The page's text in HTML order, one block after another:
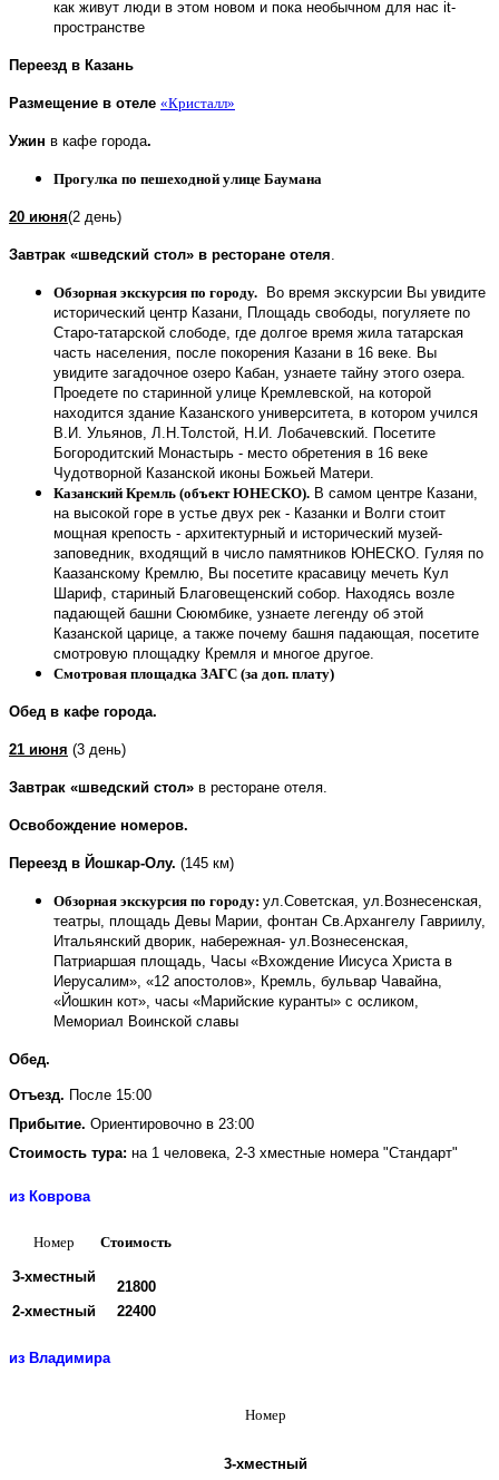
как живут люди в этом новом и пока необычном для нас it-
пространстве
Переезд в Казань
Размещение в отеле «Кристалл»
Ужин в кафе города.
Прогулка по пешеходной улице Баумана
20 июня(2 день)
Завтрак «шведский стол» в ресторане отеля.
Обзорная экскурсия по городу.
Во время экскурсии Вы увидите
исторический центр Казани, Площадь свободы, погуляете по
Старо-татарской слободе, где долгое время жила татарская
часть населения, после покорения Казани в 16 веке. Вы
увидите загадочное озеро Кабан, узнаете тайну этого озера.
Проедете по старинной улице Кремлевской, на которой
находится здание Казанского университета, в котором учился
В.И. Ульянов, Л.Н.Толстой, Н.И. Лобачевский. Посетите
Богородитский Монастырь - место обретения в 16 веке
Чудотворной Казанской иконы Божьей Матери.
Казанский Кремль (объект ЮНЕСКО). В самом центре Казани,
на высокой горе в устье двух рек - Казанки и Волги стоит
мощная крепость - архитектурный и исторический музей-
заповедник, входящий в число памятников ЮНЕСКО. Гуляя по
Каазанскому Кремлю, Вы посетите красавицу мечеть Кул
Шариф, стариный Благовещенский собор. Находясь возле
падающей башни Сююмбике, узнаете легенду об этой
Казанской царице, а также почему башня падающая, посетите
смотровую площадку Кремля и многое другое.
Смотровая площадка ЗАГС (за доп. плату)
Обед в кафе города.
21 июня (3 день)
Завтрак «шведский стол» в ресторане отеля.
Освобождение номеров.
Переезд в Йошкар-Олу. (145 км)
Обзорная экскурсия по городу: ул.Советская, ул.Вознесенская,
театры, площадь Девы Марии, фонтан Св.Архангелу Гавриилу,
Итальянский дворик, набережная- ул.Вознесенская,
Патриаршая площадь, Часы «Вхождение Иисуса Христа в
Иерусалим», «12 апостолов», Кремль, бульвар Чавайна,
«Йошкин кот», часы «Марийские куранты» с осликом,
Мемориал Воинской славы
Обед.
Отъезд. После 15:00
Прибытие. Ориентировочно в 23:00
Стоимость тура: на 1 человека, 2-3 хместные номера "Стандарт"
из Коврова
Номер Стоимость
3-хместный
21800
2-хместный
22400
из Владимира
Номер
3-хместный